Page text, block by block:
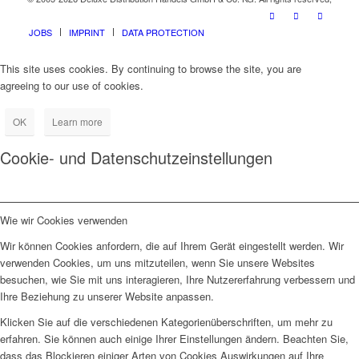
JOBS IMPRINT DATA PROTECTION
This site uses cookies. By continuing to browse the site, you are
agreeing to our use of cookies.
OK Learn more
Cookie- und Datenschutzeinstellungen
Wie wir Cookies verwenden
Wir können Cookies anfordern, die auf Ihrem Gerät eingestellt werden. Wir
verwenden Cookies, um uns mitzuteilen, wenn Sie unsere Websites
besuchen, wie Sie mit uns interagieren, Ihre Nutzererfahrung verbessern und
Ihre Beziehung zu unserer Website anpassen.
Klicken Sie auf die verschiedenen Kategorienüberschriften, um mehr zu
erfahren. Sie können auch einige Ihrer Einstellungen ändern. Beachten Sie,
dass das Blockieren einiger Arten von Cookies Auswirkungen auf Ihre